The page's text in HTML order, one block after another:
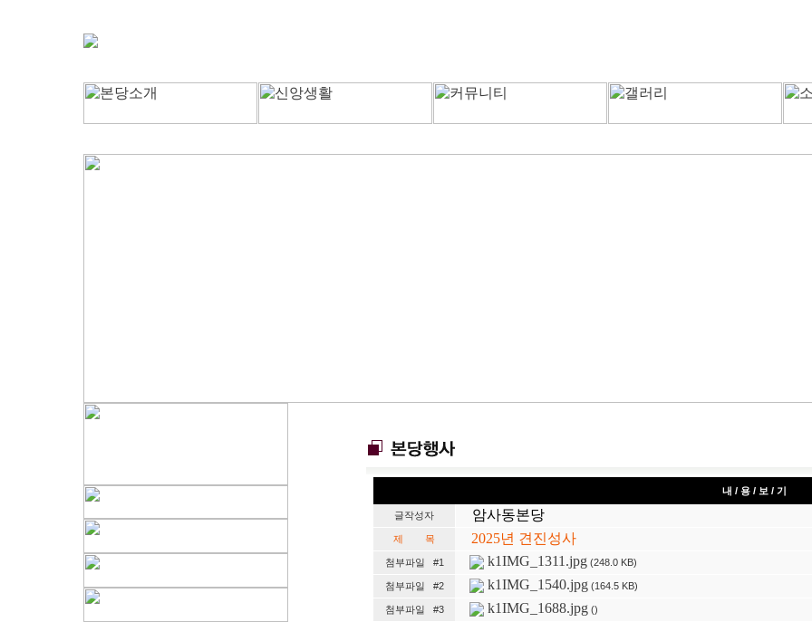
내 / 용 / 보 / 기
글작성자 암사동본당
제 목 2025년 견진성사
첨부파일 #1 k1IMG_1311.jpg (248.0 KB)
첨부파일 #2 k1IMG_1540.jpg (164.5 KB)
첨부파일 #3 k1IMG_1688.jpg ()